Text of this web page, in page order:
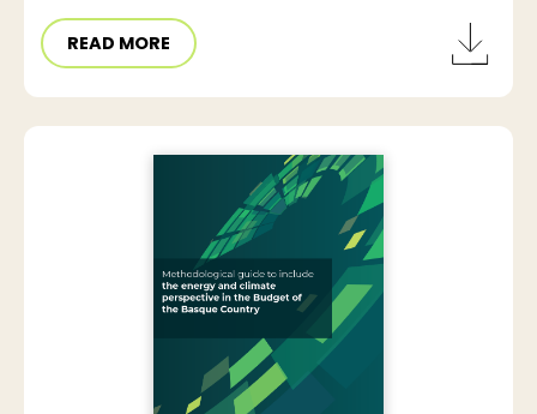
READ MORE